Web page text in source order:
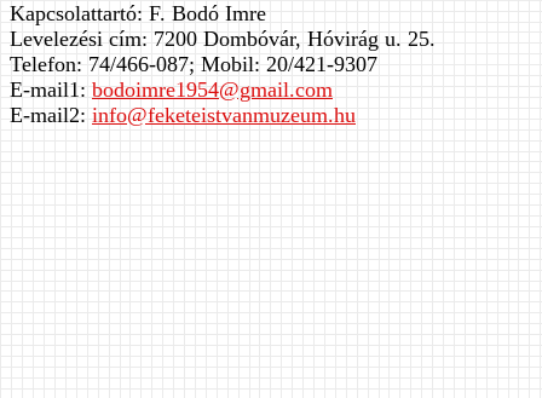
Kapcsolattartó: F. Bodó Imre
Levelezési cím: 7200 Dombóvár, Hóvirág u. 25.
Telefon: 74/466-087; Mobil: 20/421-9307
E-mail1: bodoimre1954@gmail.com
E-mail2: info@feketeistvanmuzeum.hu